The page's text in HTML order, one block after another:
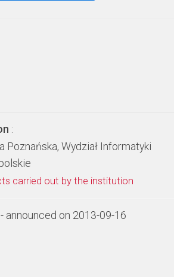
:
Poznańska, Wydział Informatyki
carried out by the institution
- announced on 2013-09-16